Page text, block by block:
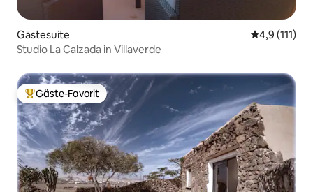
Gästesuite
4,9 (111)
Studio La Calzada in Villaverde
Beliebter Gäste-Favorit.
Gäste-Favorit